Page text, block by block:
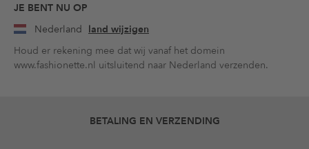
JE BENT NU OP
Nederland land wijzigen
Houd er rekening mee dat wij vanaf het domein
www.fashionette.nl uitsluitend naar Nederland verzenden.
BETALING EN VERZENDING